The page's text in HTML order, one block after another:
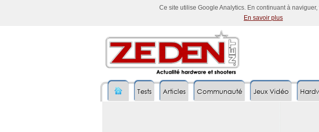
Ce site utilise Google Analytics. En continuant à
En savoir plus
Tests Articles Communauté Jeux Vidéo